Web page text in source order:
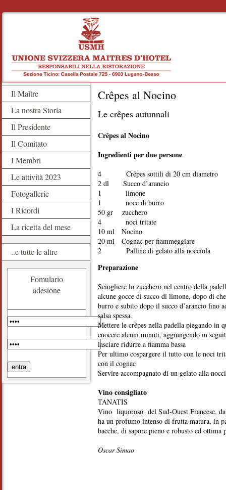
Il Maître
La nostra Storia
Il Presidente
Il Comitato
I Membri
Le attività 2023
Fotogallerie
I Ricordi
La ricetta del mese
..e tutte le altre
Fomulario
adesione
Crêpes al Nocino
Le crêpes autunnali
Crêpes al Nocino
Ingredienti per due persone
4 Crêpes sottili di 20 cm diametro
2 dl Succo d’arancio
1 limone
1 noce di burro
50 gr zucchero
4 noci tritate
10 ml Nocino
20 ml Cognac per fiammeggiare
2 Palline di gelato alla nocciola
Preparazione
Sciogliere lo zucchero nel centro della
alcune gocce di succo di limone, dopo di
burro e subito dopo il succo d’arancio fino
salsa spessa.
Mettere le crêpes nella padella piegando in
cuocere alcuni minuti, aggiungendo in
lasciare ridurre a fiamma bassa
Per ultimo cospargere il tutto con le noci
con il cognac
Servire accompagnato di un gelato alla
Vino consigliato
TANATIS
Vino liquoroso del Sud-Ouest Francese,
ha un profumo intenso di frutta matura, in
bacche, di sapore pieno e robusto ed ottima
Oscar Simao